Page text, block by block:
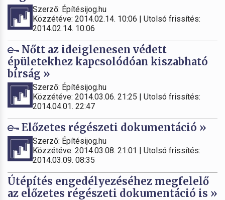
Szerző: Építésijog.hu
Közzétéve: 2014.02.14. 10:06 | Utolsó frissítés:
2014.02.14. 10:06
Nőtt az ideiglenesen védett
épületekhez kapcsolódóan kiszabható
bírság »
Szerző: Építésijog.hu
Közzétéve: 2014.03.06. 21:25 | Utolsó frissítés:
2014.04.01. 22:47
Előzetes régészeti dokumentáció »
Szerző: Építésijog.hu
Közzétéve: 2014.03.08. 21:01 | Utolsó frissítés:
2014.03.09. 08:35
Útépítés engedélyezéséhez megfelelő
az előzetes régészeti dokumentáció is »